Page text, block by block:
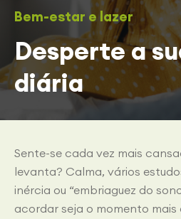
Bem-estar e lazer
Desperte a
diária
Sente-se cada vez mais
levanta? Calma, vários
inércia ou “embriaguez do
acordar seja o momento mais